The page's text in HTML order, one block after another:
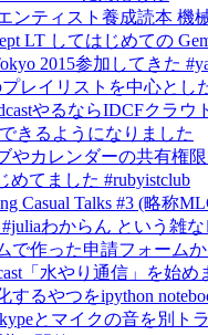
ンティスト養成読本 機
LT してはじめての
2015参加してきた
プレイリストを中心とし
やるならIDCFクラウ
きるようになりました
やカレンダーの共有権
めてました #rubyistclub
Casual Talks #3 (略称
#juliaわからん という雑
で作った申請フォーム
「水やり通信」を始め
するやつをipython
とマイクの音を別ト